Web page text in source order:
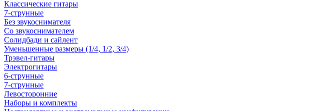
Классические гитары
7-струнные
Без звукоснимателя
Со звукоснимателем
Солидбади и сайлент
Уменьшенные размеры (1/4, 1/2, 3/4)
Трэвел-гитары
Электрогитары
6-струнные
7-струнные
Левосторонние
Наборы и комплекты